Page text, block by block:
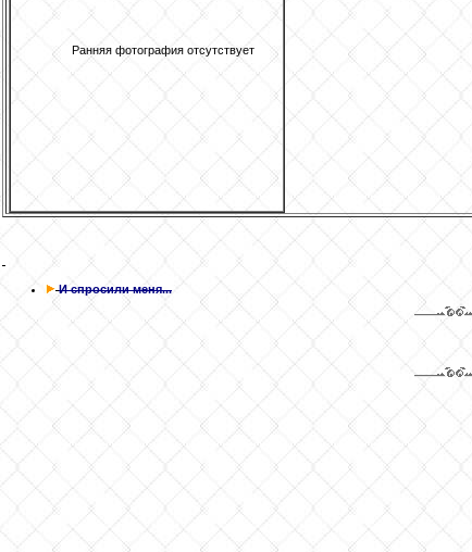
Ранняя фотография отсутствует
И спросили меня...